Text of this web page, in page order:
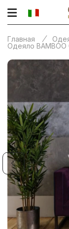
Главная
Одеяло BAMBOO